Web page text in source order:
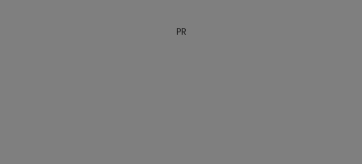
PR